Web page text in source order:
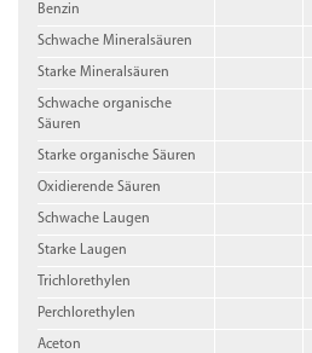
Benzin
Schwache Mineralsäuren
Starke Mineralsäuren
Schwache organische
Säuren
Starke organische Säuren
Oxidierende Säuren
Schwache Laugen
Starke Laugen
Trichlorethylen
Perchlorethylen
Aceton